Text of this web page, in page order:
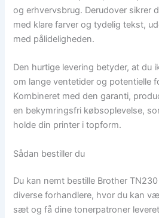
og erhvervsbrug. Derudover sikrer
med klare farver og tydelig tekst,
med pålideligheden.
Den hurtige levering betyder, at du
om lange ventetider og potentielle
Kombineret med den garanti,
en bekymringsfri købsoplevelse,
holde din printer i topform.
Sådan bestiller du
Du kan nemt bestille Brother
diverse forhandlere, hvor du kan
sæt og få dine tonerpatroner